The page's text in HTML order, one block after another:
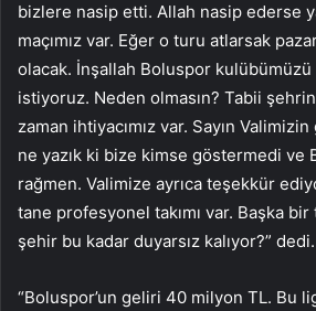
bizlere nasip etti. Allah nasip ederse
maçımız var. Eğer o turu atlarsak
olacak. İnşallah Boluspor kulübümüzü
istiyoruz. Neden olmasın? Tabii
zaman ihtiyacımız var. Sayın Valimizin
ne yazık ki bize kimse göstermedi ve
rağmen. Valimize ayrıca teşekkür
tane profesyonel takımı var. Başka bir
şehir bu kadar duyarsız kalıyor?” dedi.
“Boluspor’un geliri 40 milyon TL. Bu